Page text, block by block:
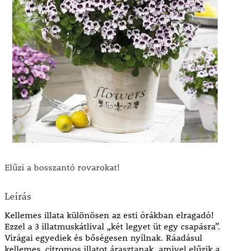
Elűzi a bosszantó rovarokat!
Leírás
Kellemes illata különösen az esti órákban elragadó!
Ezzel a 3 illatmuskátlival „két legyet üt egy csapásra”.
Virágai egyediek és bőségesen nyílnak. Ráadásul